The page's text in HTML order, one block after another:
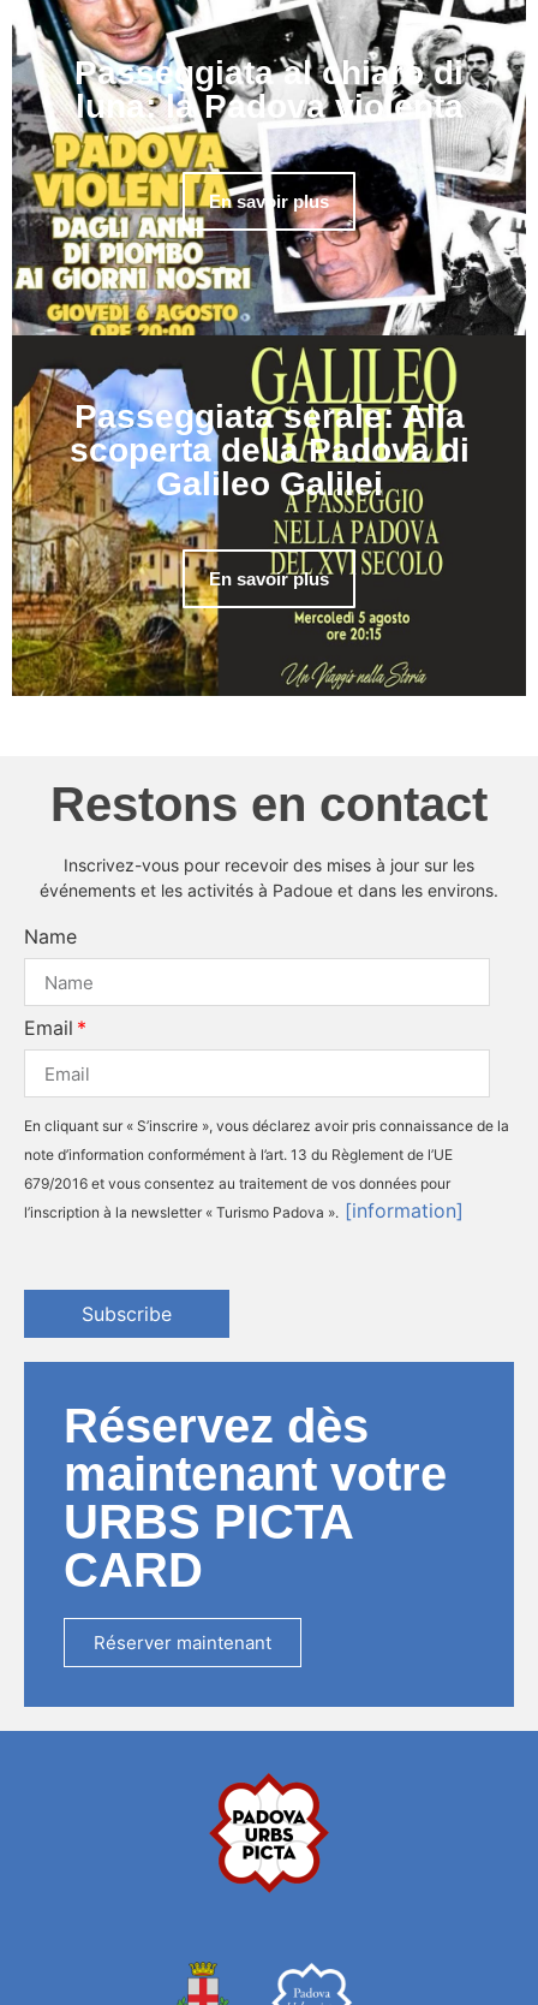
Passeggiata al chiaro di
luna: la Padova violenta
En savoir plus
Passeggiata serale: Alla
scoperta della Padova di
Galileo Galilei
En savoir plus
Restons en contact
Inscrivez-vous pour recevoir des mises à jour sur les
événements et les activités à Padoue et dans les environs.
Name
Email
En cliquant sur « S’inscrire », vous déclarez avoir pris connaissance de la
note d’information conformément à l’art. 13 du Règlement de l’UE
679/2016 et vous consentez au traitement de vos données pour
l’inscription à la newsletter « Turismo Padova ». [information]
Subscribe
Réservez dès
maintenant votre
URBS PICTA
CARD
Réserver maintenant